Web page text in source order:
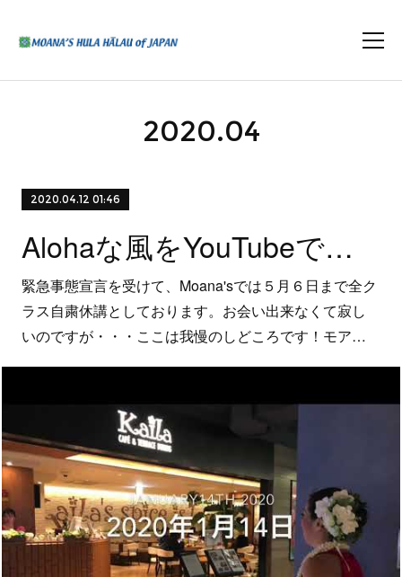
2020.04
2020.04.12 01:46
Alohaな風をYouTubeでシェア！
緊急事態宣言を受けて、Moana'sでは５月６日まで全ク
ラス自粛休講としております。お会い出来なくて寂し
いのですが・・・ここは我慢のしどころです！モア…